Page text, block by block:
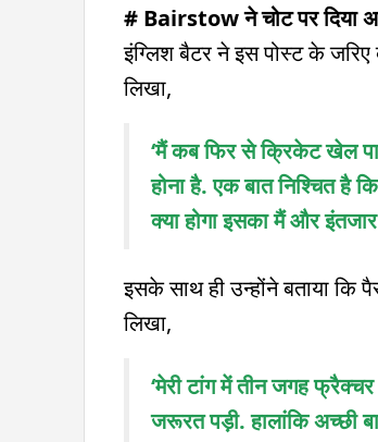
# Bairstow ने चोट पर दिया
इंग्लिश बैटर ने इस पोस्ट के जरिए
लिखा,
‘मैं कब फिर से क्रिकेट खेल
होना है. एक बात निश्चित है
क्या होगा इसका मैं और
इसके साथ ही उन्होंने बताया
लिखा,
‘मेरी टांग में तीन जगह
जरूरत पड़ी. हालांकि अच्छी